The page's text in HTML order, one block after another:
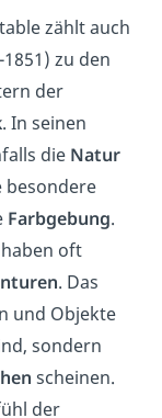
zählt auch
zu den
der
. In seinen
die Natur
besondere
Farbgebung.
oft
. Das
und Objekte
sondern
scheinen.
der